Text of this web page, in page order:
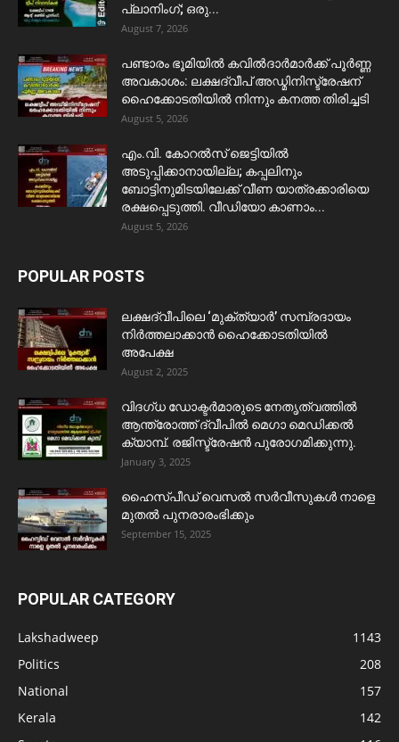
പ്ലാനിംഗ്; ഒരു...
August 7, 2026
പണ്ടാരം ഭൂമിയിൽ കവിൽദാർമാർക്ക് പൂർണ്ണ
അവകാശം: ലക്ഷദ്വീപ് അഡ്മിനിസ്ട്രേഷന്
ഹൈക്കോടതിയിൽ നിന്നും കനത്ത തിരിച്ചടി
August 5, 2026
​എം.വി. കോറൽസ് ജെട്ടിയിൽ
അടുപ്പിക്കാനായില്ല; കപ്പലിനും
ബോട്ടിനുമിടയിലേക്ക് വീണ യാത്രക്കാരിയെ
രക്ഷപ്പെടുത്തി. വീഡിയോ കാണാം...
August 5, 2026
POPULAR POSTS
ലക്ഷദ്വീപിലെ ‘മുക്ത്യാർ’ സമ്പ്രദായം
നിർത്തലാക്കാൻ ഹൈക്കോടതിയിൽ
അപേക്ഷ
August 2, 2025
വിദഗ്ധ ഡോക്ടർമാരുടെ നേതൃത്വത്തിൽ
ആന്ത്രോത്ത് ദ്വീപിൽ മെഗാ മെഡിക്കൽ
ക്യാമ്പ്. രജിസ്ട്രേഷൻ പുരോഗമിക്കുന്നു.
January 3, 2025
ഹൈസ്പീഡ് വെസൽ സർവീസുകൾ നാളെ
മുതൽ പുനരാരംഭിക്കും
September 15, 2025
POPULAR CATEGORY
Lakshadweep
1143
Politics
208
National
157
Kerala
142